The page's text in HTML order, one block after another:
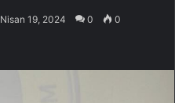
Nisan 19, 2024 0 0